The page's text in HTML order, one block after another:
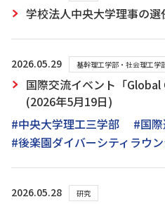
学校法人中央大学理事の選
2026.05.29 基幹理工学部・社会理工学
国際交流イベント「
(2026年5月19日)
#中央大学理工三学部
#国
#後楽園ダイバーシティラウ
2026.05.28 研究